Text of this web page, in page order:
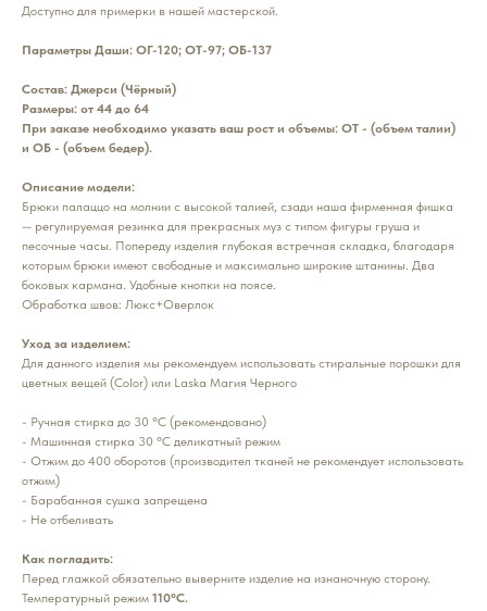
Доступно для примерки в нашей мастерской.
Параметры Даши: ОГ-120; ОТ-97; ОБ-137
Состав: Джерси (Чёрный)
Размеры: от 44 до 64
При заказе необходимо указать ваш рост и объемы: ОТ - (объем талии)
и ОБ - (объем бедер).
Описание модели:
Брюки палаццо на молнии с высокой талией, сзади наша фирменная фишка
— регулируемая резинка для прекрасных муз с типом фигуры груша и
песочные часы. Попереду изделия глубокая встречная складка, благодаря
которым брюки имеют свободные и максимально широкие штанины. Два
боковых кармана. Удобные кнопки на поясе.
Обработка швов: Люкс+Оверлок
Уход за изделием:
Для данного изделия мы рекомендуем использовать стиральные порошки для
цветных вещей (Color) или Laska Магия Черного
- Ручная стирка до 30 °С (рекомендовано)
- Машинная стирка 30 °С деликатный режим
- Отжим до 400 оборотов (производител тканей не рекомендует использовать
отжим)
- Барабанная сушка запрещена
- Не отбеливать
Как погладить:
Перед глажкой обязательно выверните изделие на изнаночную сторону.
Температурный режим 110°С.